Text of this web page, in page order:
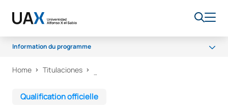
Information du programme
Programme
Home Titulaciones
Qualification officielle